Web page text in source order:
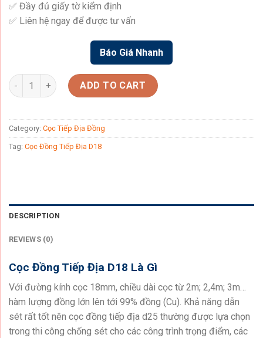
✅ Đầy đủ giấy tờ kiểm định
✅ Liên hệ ngay để được tư vấn
Báo Giá Nhanh
Cọc Đồng Tiếp Địa D18 quantity
ADD TO CART
Category: Cọc Tiếp Địa Đồng
Tag: Cọc Đồng Tiếp Địa D18
DESCRIPTION
REVIEWS (0)
Cọc Đồng Tiếp Địa D18 Là Gì
Với đường kính cọc 18mm, chiều dài cọc từ 2m; 2,4m; 3m…
hàm lượng đồng lớn lên tới 99% đồng (Cu). Khả năng dẫn
sét rất tốt nên cọc đồng tiếp địa d25 thường được lựa chọn
trong thi công chống sét cho các công trình trọng điểm, các